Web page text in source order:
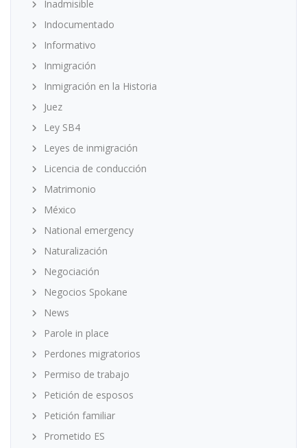
Inadmisible
Indocumentado
Informativo
Inmigración
Inmigración en la Historia
Juez
Ley SB4
Leyes de inmigración
Licencia de conducción
Matrimonio
México
National emergency
Naturalización
Negociación
Negocios Spokane
News
Parole in place
Perdones migratorios
Permiso de trabajo
Petición de esposos
Petición familiar
Prometido ES